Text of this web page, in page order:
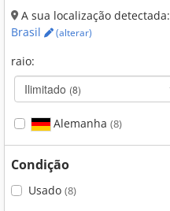
A sua localização detectada:
Brasil
(alterar)
raio:
Ilimitado (8)
Alemanha (8)
Condição
Usado (8)